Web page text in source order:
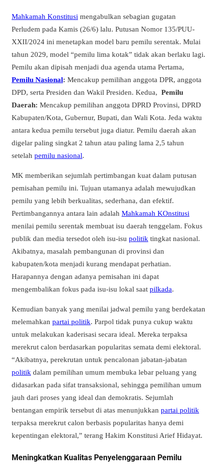
Mahkamah Konstitusi mengabulkan sebagian gugatan
Perludem pada Kamis (26/6) lalu. Putusan Nomor 135/PUU-
XXII/2024 ini menetapkan model baru pemilu serentak. Mulai
tahun 2029, model “pemilu lima kotak” tidak akan berlaku lagi.
Pemilu akan dipisah menjadi dua agenda utama Pertama,
Pemilu Nasional: Mencakup pemilihan anggota DPR, anggota
DPD, serta Presiden dan Wakil Presiden. Kedua, Pemilu
Daerah: Mencakup pemilihan anggota DPRD Provinsi, DPRD
Kabupaten/Kota, Gubernur, Bupati, dan Wali Kota. Jeda waktu
antara kedua pemilu tersebut juga diatur. Pemilu daerah akan
digelar paling singkat 2 tahun atau paling lama 2,5 tahun
setelah pemilu nasional.
MK memberikan sejumlah pertimbangan kuat dalam putusan
pemisahan pemilu ini. Tujuan utamanya adalah mewujudkan
pemilu yang lebih berkualitas, sederhana, dan efektif.
Pertimbangannya antara lain adalah Mahkamah KOnstitusi
menilai pemilu serentak membuat isu daerah tenggelam. Fokus
publik dan media tersedot oleh isu-isu politik tingkat nasional.
Akibatnya, masalah pembangunan di provinsi dan
kabupaten/kota menjadi kurang mendapat perhatian.
Harapannya dengan adanya pemisahan ini dapat
mengembalikan fokus pada isu-isu lokal saat pilkada.
Kemudian banyak yang menilai jadwal pemilu yang berdekatan
melemahkan partai politik. Parpol tidak punya cukup waktu
untuk melakukan kaderisasi secara ideal. Mereka terpaksa
merekrut calon berdasarkan popularitas semata demi elektoral.
“Akibatnya, perekrutan untuk pencalonan jabatan-jabatan
politik dalam pemilihan umum membuka lebar peluang yang
didasarkan pada sifat transaksional, sehingga pemilihan umum
jauh dari proses yang ideal dan demokratis. Sejumlah
bentangan empirik tersebut di atas menunjukkan partai politik
terpaksa merekrut calon berbasis popularitas hanya demi
kepentingan elektoral,” terang Hakim Konstitusi Arief Hidayat.
Meningkatkan Kualitas Penyelenggaraan Pemilu